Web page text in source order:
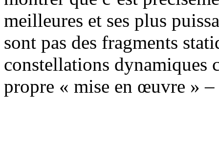
meilleures et ses plus
sont pas des fragments
constellations dynamiques
propre « mise en œuvre »